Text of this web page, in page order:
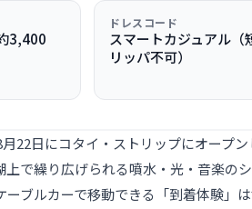
3,400
ドレスコード
スマートカジュアル（
リッパ不可）
22日にコタイ・ストリップにオープ
上で繰り広げられる噴水・光・音楽の
ーブルカーで移動できる「到着体験」